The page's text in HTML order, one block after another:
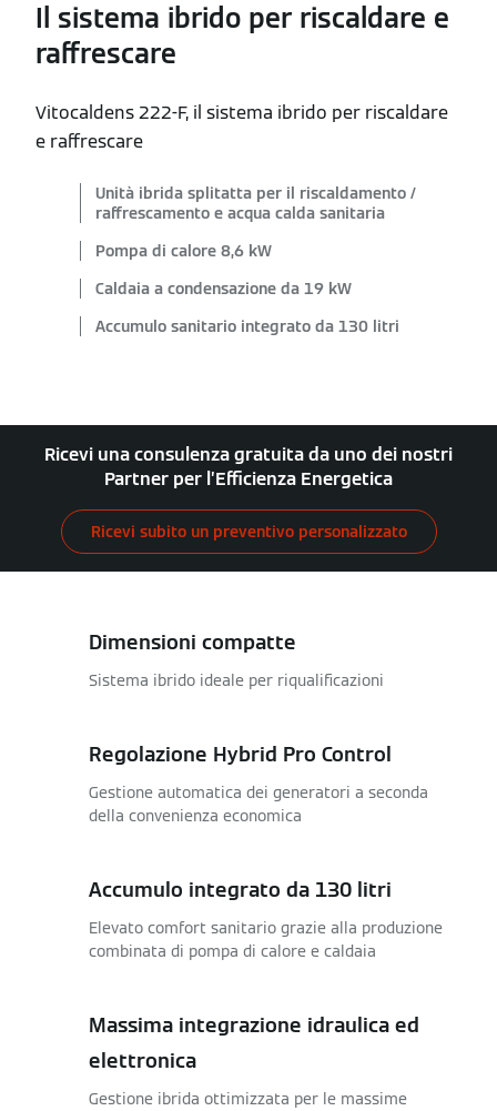
Il sistema ibrido per riscaldare e
raffrescare
Vitocaldens 222-F, il sistema ibrido per riscaldare
e raffrescare
Unità ibrida splitatta per il riscaldamento /
raffrescamento e acqua calda sanitaria
Pompa di calore 8,6 kW
Caldaia a condensazione da 19 kW
Accumulo sanitario integrato da 130 litri
Ricevi una consulenza gratuita da uno dei nostri
Partner per l’Efficienza Energetica
Ricevi subito un preventivo personalizzato
Dimensioni compatte
Sistema ibrido ideale per riqualificazioni
Regolazione Hybrid Pro Control
Gestione automatica dei generatori a seconda
della convenienza economica
Accumulo integrato da 130 litri
Elevato comfort sanitario grazie alla produzione
combinata di pompa di calore e caldaia
Massima integrazione idraulica ed
elettronica
Gestione ibrida ottimizzata per le massime